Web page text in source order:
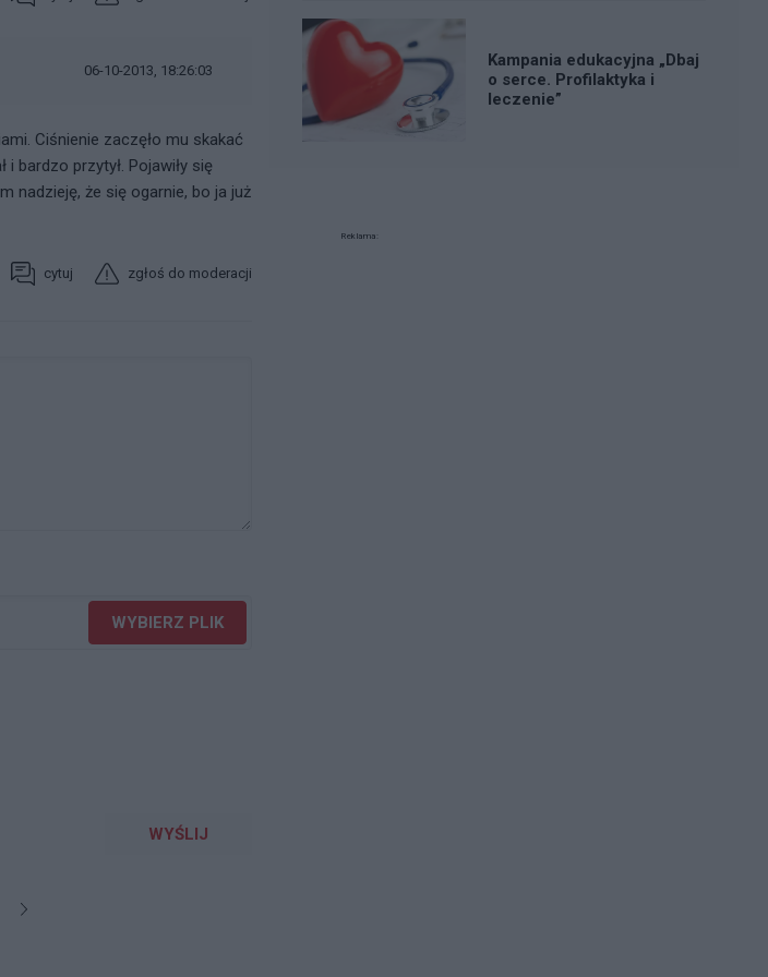
06-10-2013, 18:26:03
Ciśnienie zaczęło mu skakać
bardzo przytył. Pojawiły się
nadzieję, że się ogarnie, bo ja już
cytuj zgłoś do moderacji
WYBIERZ PLIK
WYŚLIJ
Kampania edukacyjna „Dbaj
o serce. Profilaktyka i
leczenie”
Reklama: